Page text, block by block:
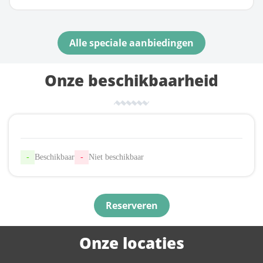
Reserveren
Alle speciale aanbiedingen
Onze beschikbaarheid
- Beschikbaar - Niet beschikbaar
Reserveren
Onze locaties